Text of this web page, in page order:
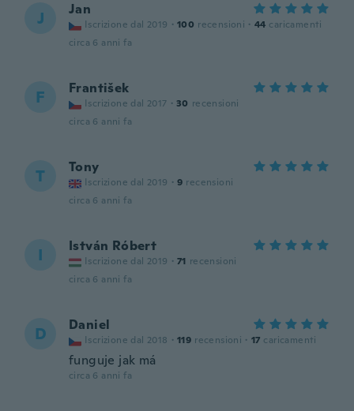
J Jan
Iscrizione dal 2019 · 100 recensioni · 44 caricamenti
circa 6 anni fa
F František
Iscrizione dal 2017 · 30 recensioni
circa 6 anni fa
T Tony
Iscrizione dal 2019 · 9 recensioni
circa 6 anni fa
I István Róbert
Iscrizione dal 2019 · 71 recensioni
circa 6 anni fa
D Daniel
Iscrizione dal 2018 · 119 recensioni · 17 caricamenti
funguje jak má
circa 6 anni fa